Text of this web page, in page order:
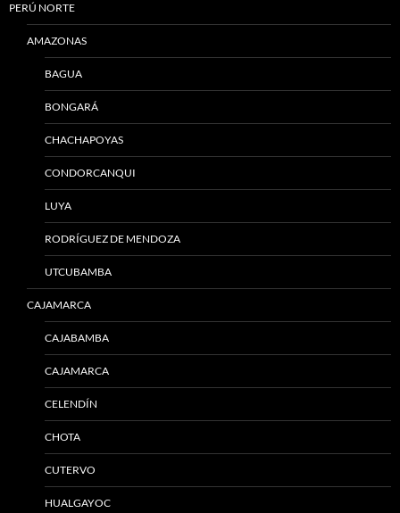
PERÚ NORTE
AMAZONAS
BAGUA
BONGARÁ
CHACHAPOYAS
CONDORCANQUI
LUYA
RODRÍGUEZ DE MENDOZA
UTCUBAMBA
CAJAMARCA
CAJABAMBA
CAJAMARCA
CELENDÍN
CHOTA
CUTERVO
HUALGAYOC